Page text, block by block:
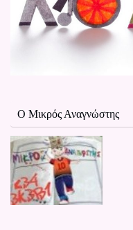
Ο Μικρός Αναγνώστης